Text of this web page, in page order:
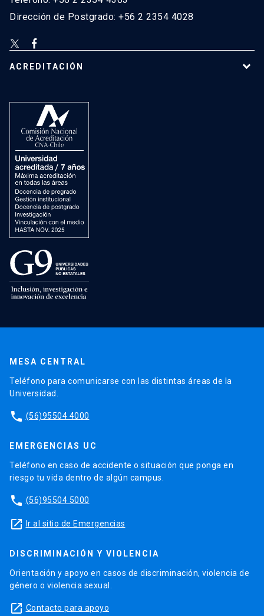
Dirección de Postgrado: +56 2 2354 4028
ACREDITACIÓN
MESA CENTRAL
Teléfono para comunicarse con las distintas áreas de la
Universidad.
phone (56)95504 4000
EMERGENCIAS UC
Teléfono en caso de accidente o situación que ponga en
riesgo tu vida dentro de algún campus.
phone (56)95504 5000
launch Ir al sitio de Emergencias
DISCRIMINACIÓN Y VIOLENCIA
Orientación y apoyo en casos de discriminación, violencia de
género o violencia sexual.
launch Contacto para apoyo